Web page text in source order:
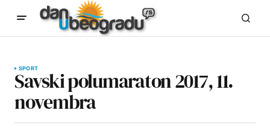
SPORT
Savski polumaraton 2017, 11.
novembra